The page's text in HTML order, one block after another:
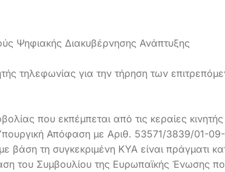
Ψηφιακής Διακυβέρνησης Ανάπτυξης
τηλεφωνίας για την τήρηση των
που εκπέμπεται από τις κεραίες
Απόφαση με Αριθ. 53571/3839/01-
βάση τη συγκεκριμένη ΚΥΑ είναι πράγματι
του Συμβουλίου της Ευρωπαϊκής Ένωσης